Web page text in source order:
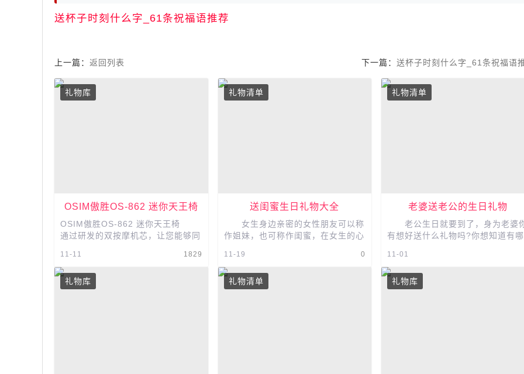
送杯子时刻什么字_61条祝福语推荐
上一篇： 返回列表 下一篇： 送杯子时刻什么字_61条祝福语
礼物库
OSIM傲胜OS-862 迷你天王椅
OSIM傲胜OS-862 迷你天王椅
通过研发的双按摩机芯，让您能够同
身和下半身灌注活力，小尺寸里隐
藏...
1829
11-11
礼物清单
送闺蜜生日礼物大全
女生身边亲密的女性朋友可以称
作姐妹，也可称作闺蜜，在女生的心
在，一些不能对男朋友说的小秘密...
0
11-19
礼物清单
老婆送老公的生日礼物
老公生日就要到了，身为老婆
有想好送什么礼物吗?你想知道有哪
老公的礼物往往有一定的含义，老
11-01
礼物库 礼物清单 礼物库